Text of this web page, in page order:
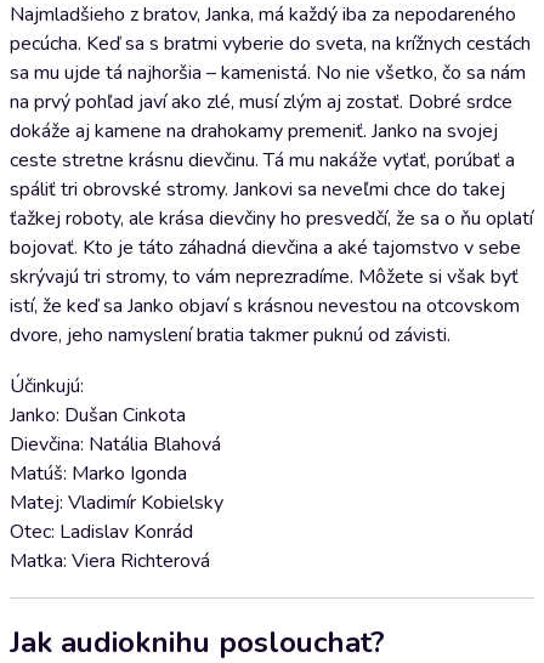
Najmladšieho z bratov, Janka, má každý iba za nepodareného
pecúcha. Keď sa s bratmi vyberie do sveta, na krížnych cestách
sa mu ujde tá najhoršia – kamenistá. No nie všetko, čo sa nám
na prvý pohľad javí ako zlé, musí zlým aj zostať. Dobré srdce
dokáže aj kamene na drahokamy premeniť. Janko na svojej
ceste stretne krásnu dievčinu. Tá mu nakáže vyťať, porúbať a
spáliť tri obrovské stromy. Jankovi sa neveľmi chce do takej
ťažkej roboty, ale krása dievčiny ho presvedčí, že sa o ňu oplatí
bojovať. Kto je táto záhadná dievčina a aké tajomstvo v sebe
skrývajú tri stromy, to vám neprezradíme. Môžete si však byť
istí, že keď sa Janko objaví s krásnou nevestou na otcovskom
dvore, jeho namyslení bratia takmer puknú od závisti.
Účinkujú:
Janko: Dušan Cinkota
Dievčina: Natália Blahová
Matúš: Marko Igonda
Matej: Vladimír Kobielsky
Otec: Ladislav Konrád
Matka: Viera Richterová
Jak audioknihu poslouchat?